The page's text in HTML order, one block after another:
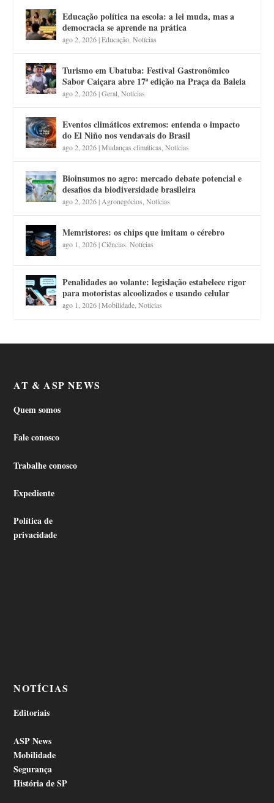
Educação política na escola: a lei muda, mas a
democracia se aprende na prática
ago 2, 2026|Educação ,Notícias
Turismo em Ubatuba: Festival Gastronômico
Sabor Caiçara abre 17ª edição na Praça da Baleia
ago 2, 2026|Geral ,Notícias
Eventos climáticos extremos: entenda o impacto
do El Niño nos vendavais do Brasil
ago 2, 2026|Mudanças climáticas ,Notícias
Bioinsumos no agro: mercado debate potencial e
desafios da biodiversidade brasileira
ago 2, 2026| Agronegócios ,Notícias
Memristores: os chips que imitam o cérebro
ago 1, 2026|Ciências ,Notícias
Penalidades ao volante: legislação estabelece rigor
para motoristas alcoolizados e usando celular
ago 1, 2026|Mobilidade ,Notícias
AT & ASP NEWS
Quem somos
Fale conosco
Trabalhe conosco
Expediente
Política de
privacidade
NOTÍCIAS
Editoriais
ASP News
Mobilidade
Segurança
História de SP